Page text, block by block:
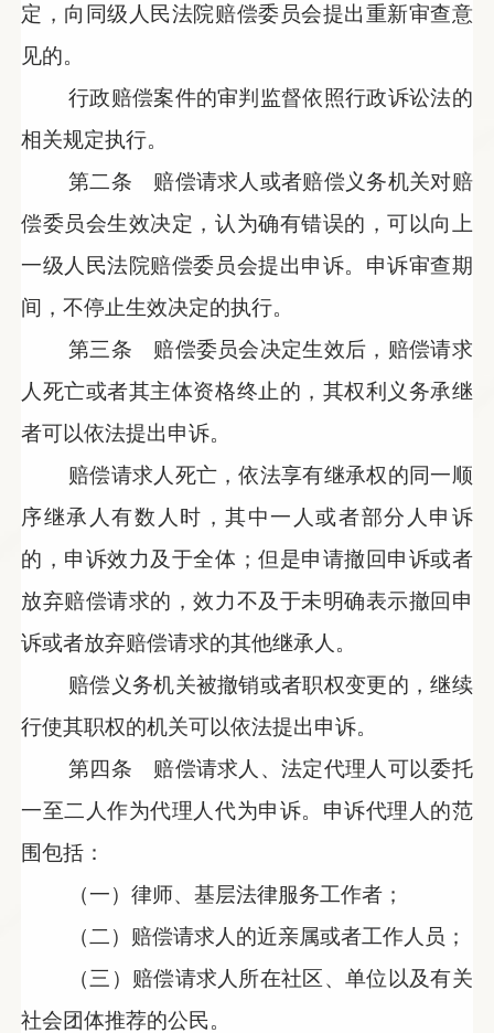
定，向同级人民法院赔偿委员会提出重新审查意
见的。
行政赔偿案件的审判监督依照行政诉讼法的
相关规定执行。
第二条 赔偿请求人或者赔偿义务机关对赔
偿委员会生效决定，认为确有错误的，可以向上
一级人民法院赔偿委员会提出申诉。申诉审查期
间，不停止生效决定的执行。
第三条 赔偿委员会决定生效后，赔偿请求
人死亡或者其主体资格终止的，其权利义务承继
者可以依法提出申诉。
赔偿请求人死亡，依法享有继承权的同一顺
序继承人有数人时，其中一人或者部分人申诉
的，申诉效力及于全体；但是申请撤回申诉或者
放弃赔偿请求的，效力不及于未明确表示撤回申
诉或者放弃赔偿请求的其他继承人。
赔偿义务机关被撤销或者职权变更的，继续
行使其职权的机关可以依法提出申诉。
第四条 赔偿请求人、法定代理人可以委托
一至二人作为代理人代为申诉。申诉代理人的范
围包括：
（一）律师、基层法律服务工作者；
（二）赔偿请求人的近亲属或者工作人员；
（三）赔偿请求人所在社区、单位以及有关
社会团体推荐的公民。